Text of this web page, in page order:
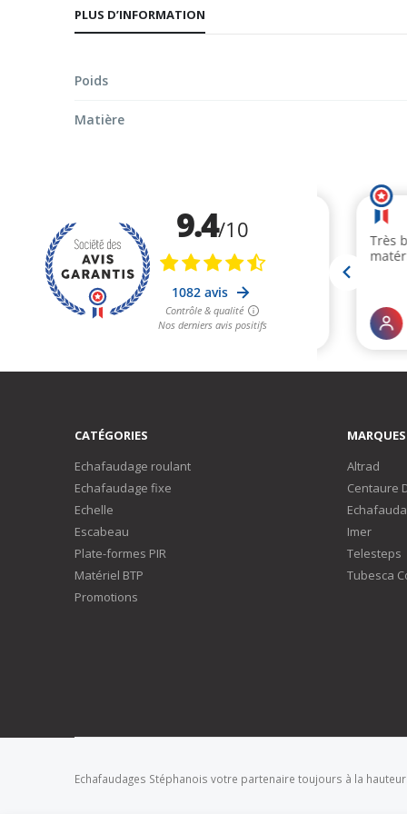
début
Galerie
PLUS D’INFORMATION
Poids
Matière
CATÉGORIES
Echafaudage roulant
Echafaudage fixe
Echelle
Escabeau
Plate-formes PIR
Matériel BTP
Promotions
MARQUES
Altrad
Centaure
Imer
Telesteps
Tubesca
Echafaudages Stéphanois votre partenaire toujours à la hauteur.